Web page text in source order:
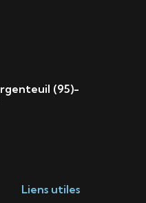
(95)-
Liens utiles